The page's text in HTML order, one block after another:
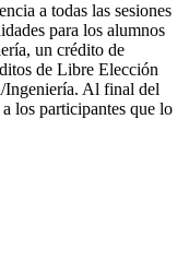
a todas las sesiones
para los alumnos
un crédito de
de Libre Elección
Ingeniería. Al final del
los participantes que lo